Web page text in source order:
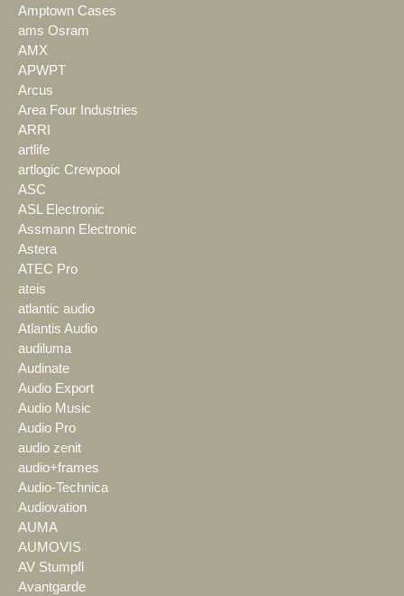
Amptown Cases
ams Osram
AMX
APWPT
Arcus
Area Four Industries
ARRI
artlife
artlogic Crewpool
ASC
ASL Electronic
Assmann Electronic
Astera
ATEC Pro
ateis
atlantic audio
Atlantis Audio
audiluma
Audinate
Audio Export
Audio Music
Audio Pro
audio zenit
audio+frames
Audio-Technica
Audiovation
AUMA
AUMOVIS
AV Stumpfl
Avantgarde